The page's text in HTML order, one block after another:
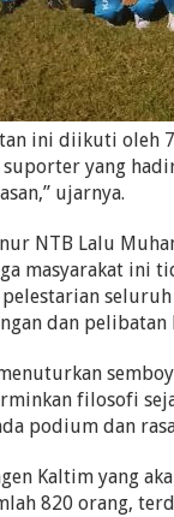
ini diikuti oleh
yang
ujarnya.
NTB Lalu
masyarakat ini
pelestarian
dan pelibatan
filosofi
podium dan
Kaltim yang
820 orang,